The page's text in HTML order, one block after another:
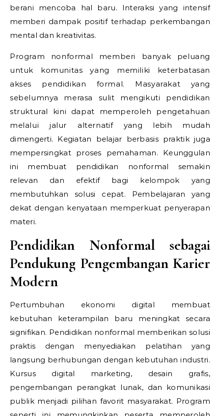
berani mencoba hal baru. Interaksi yang intensif
memberi dampak positif terhadap perkembangan
mental dan kreativitas.
Program nonformal memberi banyak peluang
untuk komunitas yang memiliki keterbatasan
akses pendidikan formal. Masyarakat yang
sebelumnya merasa sulit mengikuti pendidikan
struktural kini dapat memperoleh pengetahuan
melalui jalur alternatif yang lebih mudah
dimengerti. Kegiatan belajar berbasis praktik juga
mempersingkat proses pemahaman. Keunggulan
ini membuat pendidikan nonformal semakin
relevan dan efektif bagi kelompok yang
membutuhkan solusi cepat. Pembelajaran yang
dekat dengan kenyataan memperkuat penyerapan
materi.
Pendidikan Nonformal sebagai
Pendukung Pengembangan Karier
Modern
Pertumbuhan ekonomi digital membuat
kebutuhan keterampilan baru meningkat secara
signifikan. Pendidikan nonformal memberikan solusi
praktis dengan menyediakan pelatihan yang
langsung berhubungan dengan kebutuhan industri.
Kursus digital marketing, desain grafis,
pengembangan perangkat lunak, dan komunikasi
publik menjadi pilihan favorit masyarakat. Program